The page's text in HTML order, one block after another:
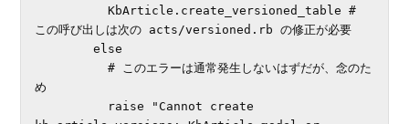
          KbArticle.create_versioned_table #
この呼び出しは次の acts/versioned.rb の修正が必要
        else
          # このエラーは通常発生しないはずだが、念のた
め